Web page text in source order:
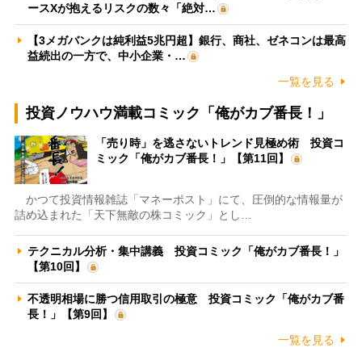
ースXが抱えるリスクの数々「絶対…
【3メガバンクは純利益5兆円超】銀行、商社、ゼネコンは最高
益続出の一方で、中小企業・…
一覧を見る
投資ノウハウ満載コミック「俺がカブ番長！」
「売り時」を逃さないトレンド見極め術 投資コ
ミック「俺がカブ番長！」【第11回】
かつて投資情報雑誌「マネーポスト」にて、圧倒的な情報量が
詰め込まれた「天下無敵の株コミック」とし…
テクニカル分析・集中講義 投資コミック「俺がカブ番長！」
【第10回】
不透明相場に勝つ信用取引の極意 投資コミック「俺がカブ番
長！」【第9回】
一覧を見る